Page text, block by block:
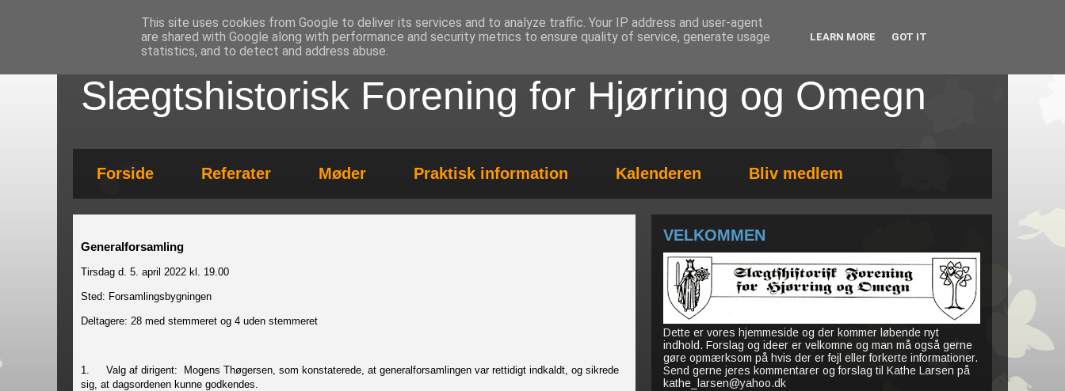
Slægtshistorisk Forening for Hjørring og Omegn
Forside Referater Møder Praktisk information Kalenderen Bliv medlem
Generalforsamling
Tirsdag d. 5. april 2022 kl. 19.00
Sted: Forsamlingsbygningen
Deltagere: 28 med stemmeret og 4 uden stemmeret
1.
Valg af dirigent: Mogens Thøgersen, som konstaterede, at generalforsamlingen var rettidigt indkaldt, og sikrede
sig, at dagsordenen kunne godkendes.
VELKOMMEN
Dette er vores hjemmeside og der kommer løbende nyt
indhold. Forslag og ideer er velkomne og man må også gerne
gøre opmærksom på hvis der er fejl eller forkerte informationer.
Send gerne jeres kommentarer og forslag til Kathe Larsen på
kathe_larsen@yahoo.dk
This site uses cookies from Google to deliver its services and to analyze traffic. Your IP address and user-agent
are shared with Google along with performance and security metrics to ensure quality of service, generate usage
statistics, and to detect and address abuse.
LEARN MORE GOT IT